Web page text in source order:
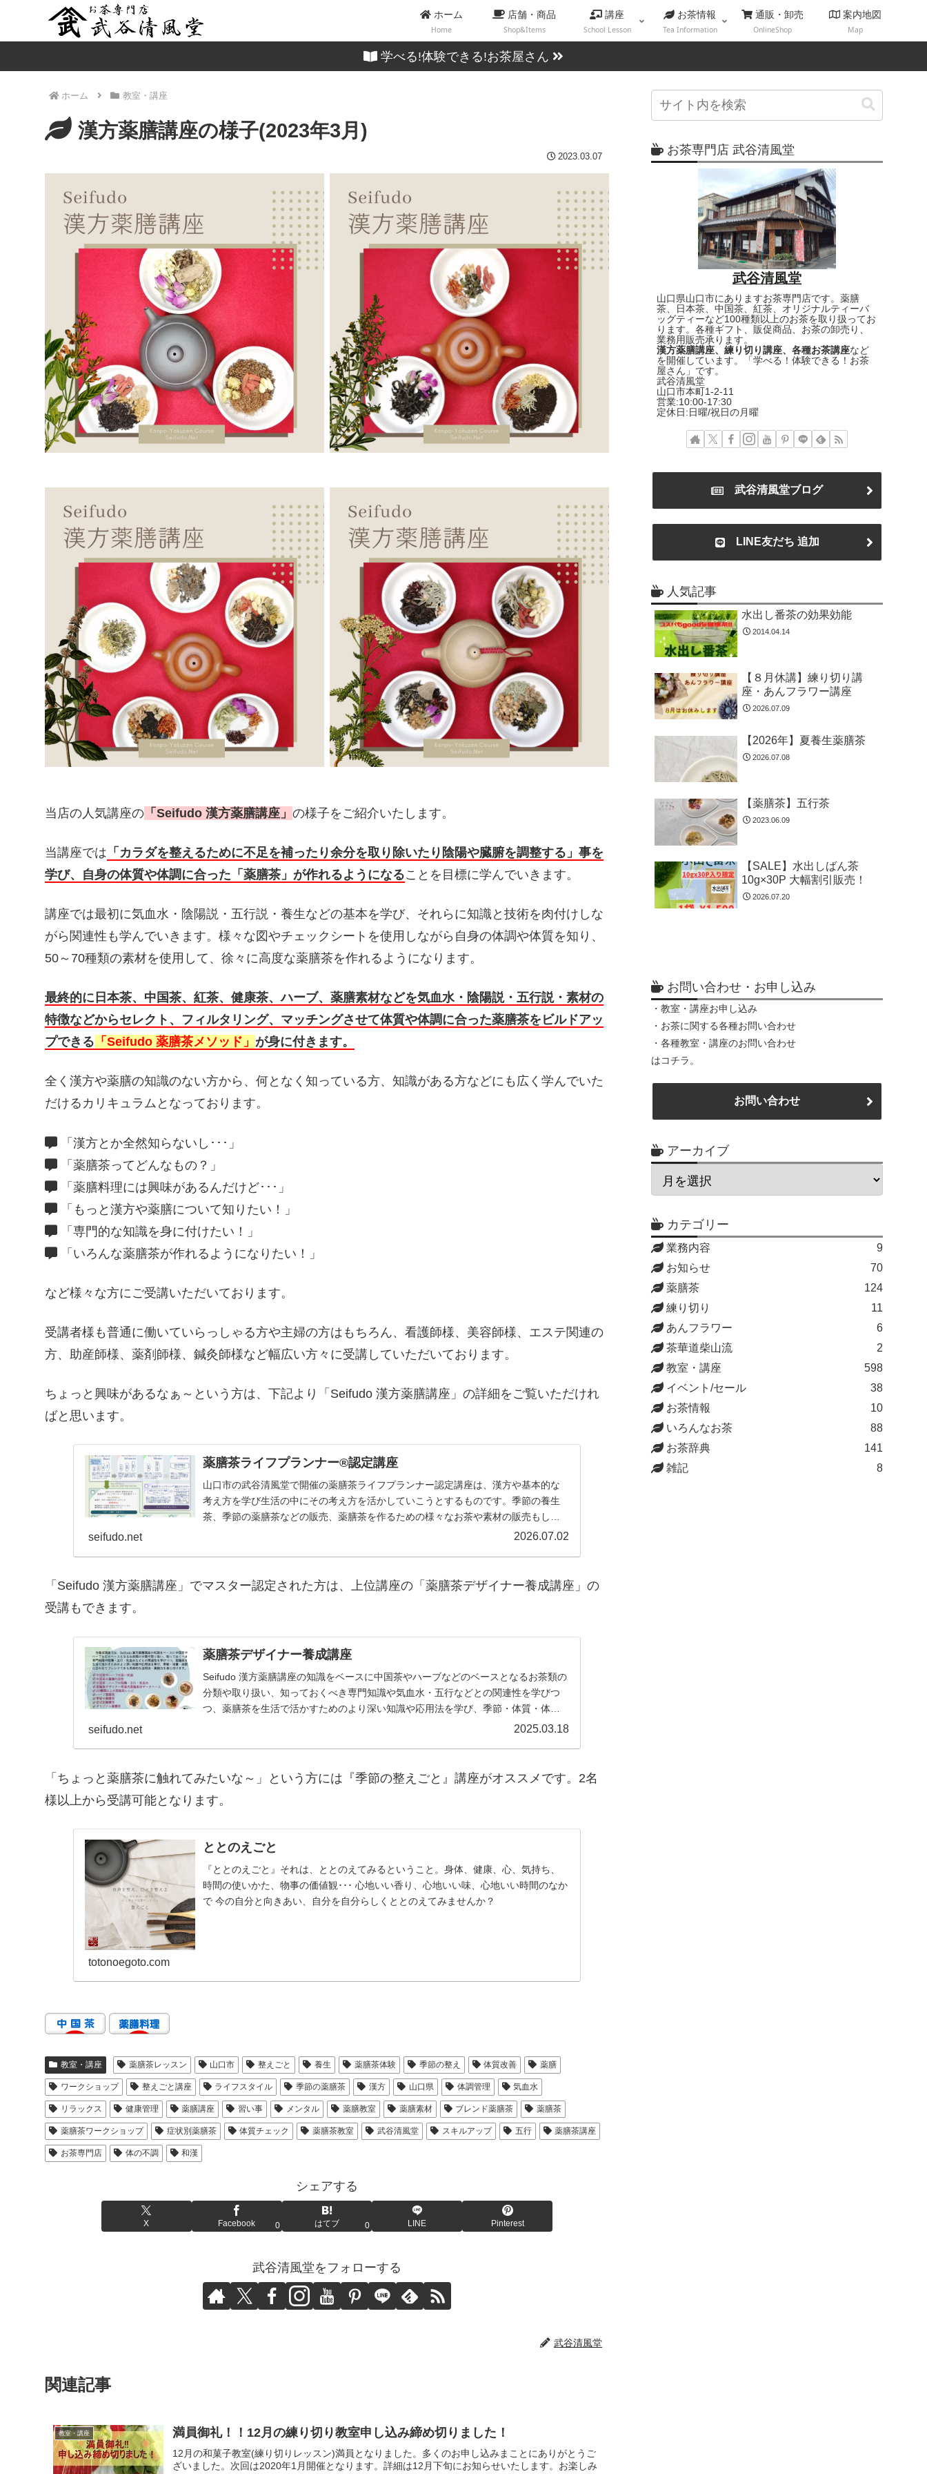
ホーム
Home
店舗・商品
Shop&Items
講座
School Lesson
お茶情報
Tea Information
通販・卸売
OnlineShop
案内地図
Map
学べる!体験できる!お茶屋さん
ホーム 教室・講座
漢方薬膳講座の様子(2023年3月)
2023.03.07
当店の人気講座の 「Seifudo 漢方薬膳講座」 の様子をご紹介いたします。
当講座では 「カラダを整えるために不足を補ったり余分を取り除いたり陰陽や臓腑を調整する」事を
学び、自身の体質や体調に合った「薬膳茶」が作れるようになることを目標に学んでいきます。
講座では最初に気血水・陰陽説・五行説・養生などの基本を学び、それらに知識と技術を肉付けしな
がら関連性も学んでいきます。様々な図やチェックシートを使用しながら自身の体調や体質を知り、
50～70種類の素材を使用して、徐々に高度な薬膳茶を作れるようになります。
最終的に日本茶、中国茶、紅茶、健康茶、ハーブ、薬膳素材などを気血水・陰陽説・五行説・素材の
特徴などからセレクト、フィルタリング、マッチングさせて体質や体調に合った薬膳茶をビルドアッ
プできる 「Seifudo 薬膳茶メソッド」 が身に付きます。
全く漢方や薬膳の知識のない方から、何となく知っている方、知識がある方などにも広く学んでいた
だけるカリキュラムとなっております。
「漢方とか全然知らないし･･･」
「薬膳茶ってどんなもの？」
「薬膳料理には興味があるんだけど･･･」
「もっと漢方や薬膳について知りたい！」
「専門的な知識を身に付けたい！」
「いろんな薬膳茶が作れるようになりたい！」
など様々な方にご受講いただいております。
受講者様も普通に働いていらっしゃる方や主婦の方はもちろん、看護師様、美容師様、エステ関連の
方、助産師様、薬剤師様、鍼灸師様など幅広い方々に受講していただいております。
ちょっと興味があるなぁ～という方は、下記より「Seifudo 漢方薬膳講座」の詳細をご覧いただけれ
ばと思います。
薬膳茶ライフプランナー®認定講座
山口市の武谷清風堂で開催の薬膳茶ライフプランナー認定講座は、漢方や基本的な
考え方を学び生活の中にその考え方を活かしていこうとするものです。季節の養生
茶、季節の薬膳茶などの販売、薬膳茶を作るための様々なお茶や素材の販売もして
seifudo.net 2026.07.02
「Seifudo 漢方薬膳講座」でマスター認定された方は、上位講座の「薬膳茶デザイナー養成講座」の
受講もできます。
薬膳茶デザイナー養成講座
Seifudo 漢方薬膳講座の知識をベースに中国茶やハーブなどのベースとなるお茶類の
分類や取り扱い、知っておくべき専門知識や気血水・五行などとの関連性を学びつ
つ、薬膳茶を生活で活かすためのより深い知識や応用法を学び、季節・体質・体調
seifudo.net 2025.03.18
「ちょっと薬膳茶に触れてみたいな～」という方には『季節の整えごと』講座がオススメです。2名
様以上から受講可能となります。
ととのえごと
『ととのえごと』それは、ととのえてみるということ。身体、健康、心、気持ち、
時間の使いかた、物事の価値観･･･ 心地いい香り、心地いい味、心地いい時間のなか
で 今の自分と向きあい、自分を自分らしくととのえてみませんか？
totonoegoto.com
教室・講座 薬膳茶レッスン 山口市 整えごと 養生 薬膳茶体験 季節の整え 体質改善 薬膳
ワークショップ 整えごと講座 ライフスタイル 季節の薬膳茶 漢方 山口県 体調管理 気血水
リラックス 健康管理 薬膳講座 習い事 メンタル 薬膳教室 薬膳素材 ブレンド薬膳茶 薬膳茶
薬膳茶ワークショップ 症状別薬膳茶 体質チェック 薬膳茶教室 武谷清風堂 スキルアップ 五行 薬膳茶講座
お茶専門店 体の不調 和漢
シェアする
X Facebook 0 はてブ 0 LINE Pinterest
武谷清風堂をフォローする
武谷清風堂
関連記事
教室・講座 満員御礼！！12月の練り切り教室申し込み締め切りました！
12月の和菓子教室(練り切りレッスン)満員となりました。多くのお申し込みまことにありがとうご
ざいました。次回は2020年1月開催となります。詳細は12月下旬にお知らせいたします。お楽しみ
お茶専門店 武谷清風堂
武谷清風堂
山口県山口市にありますお茶専門店です。薬膳
茶、日本茶、中国茶、紅茶、オリジナルティーバ
ッグティーなど100種類以上のお茶を取り扱ってお
ります。各種ギフト、販促商品、お茶の卸売り、
業務用販売承ります。
漢方薬膳講座、練り切り講座、各種お茶講座など
を開催しています。「学べる！体験できる！お茶
屋さん」です。
武谷清風堂
山口市本町1-2-11
営業:10:00-17:30
定休日:日曜/祝日の月曜
武谷清風堂ブログ
LINE友だち 追加
人気記事
水出し番茶の効果効能
2014.04.14
【８月休講】練り切り講
座・あんフラワー講座
2026.07.09
【2026年】夏養生薬膳茶
2026.07.08
【薬膳茶】五行茶
2023.06.09
【SALE】水出しばん茶
10g×30P 大幅割引販売！
2026.07.20
お問い合わせ・お申し込み
・教室・講座お申し込み
・お茶に関する各種お問い合わせ
・各種教室・講座のお問い合わせ
はコチラ。
お問い合わせ
アーカイブ
カテゴリー
業務内容
9
お知らせ
70
薬膳茶
124
練り切り
11
あんフラワー
6
茶華道柴山流
2
教室・講座
598
イベント/セール
38
お茶情報
10
いろんなお茶
88
お茶辞典
141
雑記
8